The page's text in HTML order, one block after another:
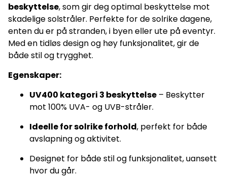
beskyttelse, som gir deg optimal beskyttelse mot
skadelige solstråler. Perfekte for de solrike dagene,
enten du er på stranden, i byen eller ute på eventyr.
Med en tidløs design og høy funksjonalitet, gir de
både stil og trygghet.
Egenskaper:
UV400 kategori 3 beskyttelse – Beskytter
mot 100% UVA- og UVB-stråler.
Ideelle for solrike forhold, perfekt for både
avslapning og aktivitet.
Designet for både stil og funksjonalitet, uansett
hvor du går.